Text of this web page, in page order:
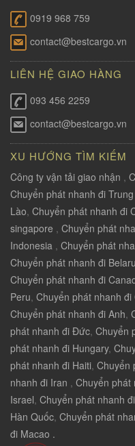
0919 968 759
contact@bestcargo.vn
LIÊN HỆ GIAO HÀNG
093 456 2259
contact@bestcargo.vn
XU HƯỚNG TÌM KIẾM
Công ty vận tải giao nhận ,
Chuyển phát nhanh đi
Lào, Chuyển phát nhanh đi
singapore , Chuyển phát
Indonesia , Chuyển phát
Chuyển phát nhanh đi
Chuyển phát nhanh đi
Peru, Chuyển phát nhanh đi
Chuyển phát nhanh đi Anh,
phát nhanh đi Đức, Chuyển
phát nhanh đi Hungary,
phát nhanh đi Haiti, Chuyển
nhanh đi Iran , Chuyển phát
Israel, Chuyển phát nhanh
Hàn Quốc, Chuyển phát
đi Macao .